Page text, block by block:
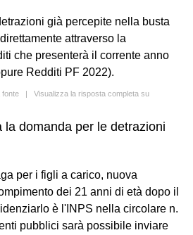
già percepite nella busta
attraverso la
che presenterà il corrente anno
Redditi PF 2022).
fonte | Visualizza la risposta completa su
la domanda per le detrazioni
per i figli a carico, nuova
dei 21 anni di età dopo il
è l'INPS nella circolare n.
pubblici sarà possibile inviare